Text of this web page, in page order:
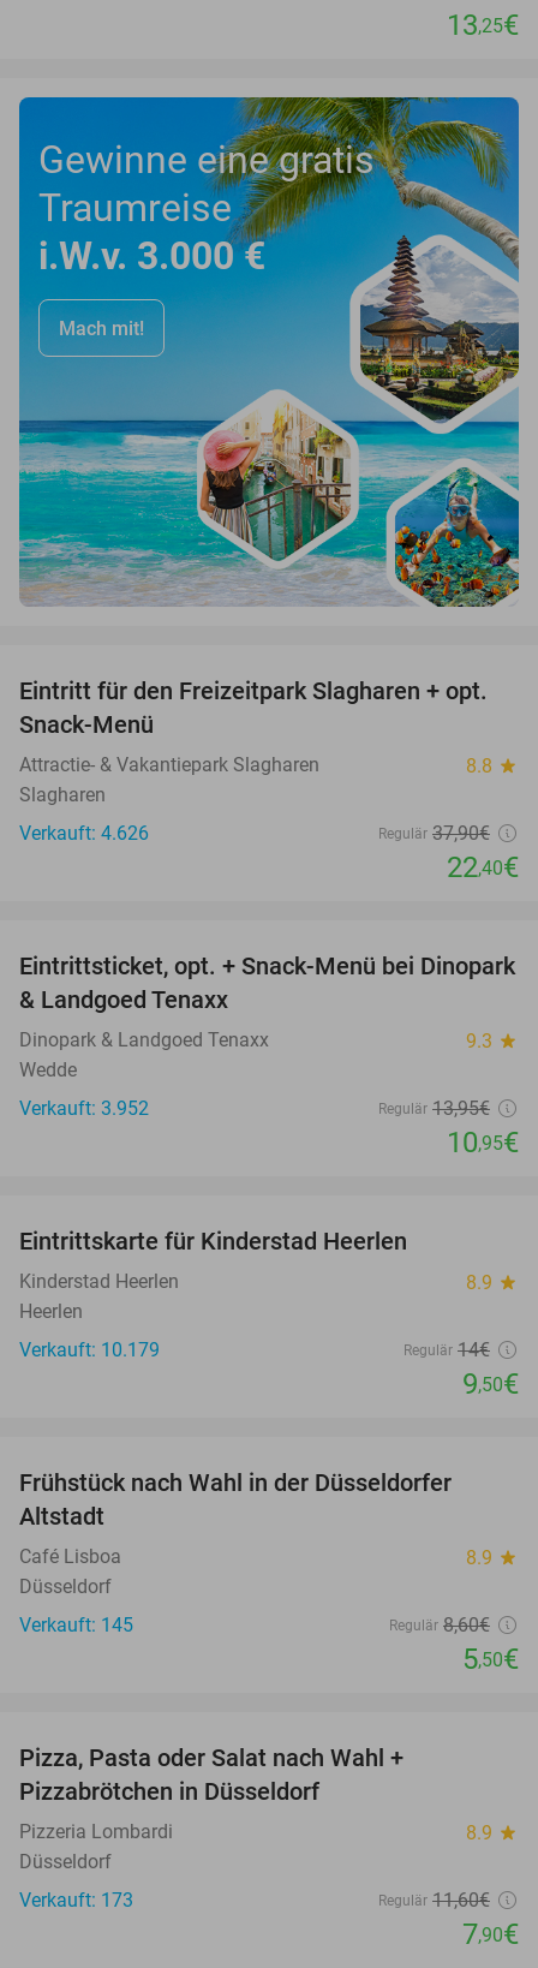
13,25€
Gewinne eine gratis
Traumreise
i.W.v. 3.000 €
Mach mit!
41%
Eintritt für den Freizeitpark Slagharen + opt.
Snack-Menü
Attractie- & Vakantiepark Slagharen 8.8 star
Slagharen
Verkauft: 4.626
Regulär 37,90€
22,40€
22%
Eintrittsticket, opt. + Snack-Menü bei Dinopark
& Landgoed Tenaxx
Dinopark & Landgoed Tenaxx 9.3 star
Wedde
Verkauft: 3.952
Regulär 13,95€
10,95€
Eintrittskarte für Kinderstad Heerlen
Kinderstad Heerlen 8.9 star
Heerlen
Verkauft: 10.179
Regulär 14€
9,50€
Frühstück nach Wahl in der Düsseldorfer
Altstadt
Café Lisboa 8.9 star
Düsseldorf
Verkauft: 145
Regulär 8,60€
5,50€
Pizza, Pasta oder Salat nach Wahl +
Pizzabrötchen in Düsseldorf
Pizzeria Lombardi 8.9 star
Düsseldorf
Verkauft: 173
Regulär 11,60€
7,90€